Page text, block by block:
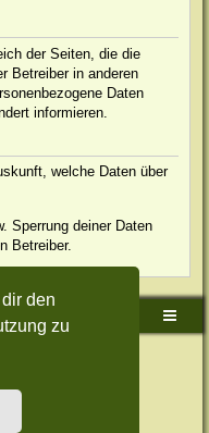
den
zu
der Seiten, die die
Betreiber in anderen
Daten
informieren.
welche Daten über
Sperrung deiner Daten
Betreiber.
Übersicht
Design